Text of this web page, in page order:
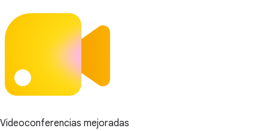
Videoconferencias mejoradas